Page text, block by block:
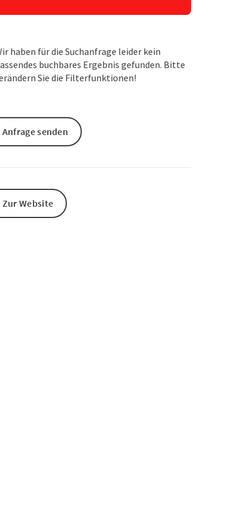
haben für die Suchanfrage leider kein
buchbares Ergebnis gefunden. Bitte
Sie die Filterfunktionen!
Anfrage senden
Zur Website